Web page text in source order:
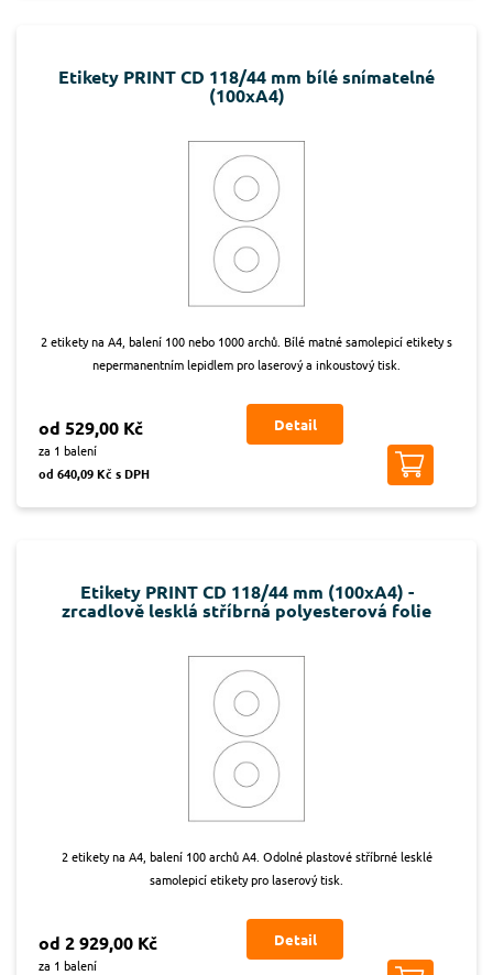
Etikety PRINT CD 118/44 mm bílé snímatelné
(100xA4)
2 etikety na A4, balení 100 nebo 1000 archů. Bílé matné samolepicí etikety s
nepermanentním lepidlem pro laserový a inkoustový tisk.
od 529,00 Kč
za 1 balení
od 640,09 Kč s DPH
Detail
Etikety PRINT CD 118/44 mm (100xA4) -
zrcadlově lesklá stříbrná polyesterová folie
2 etikety na A4, balení 100 archů A4. Odolné plastové stříbrné lesklé
samolepicí etikety pro laserový tisk.
od 2 929,00 Kč
za 1 balení
Detail